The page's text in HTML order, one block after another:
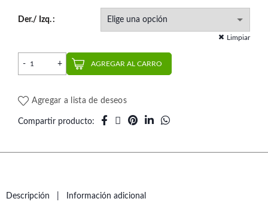
Der./ Izq.
Limpiar
Tubo Doble Roth Convertible (10 un.) | Morelli cantidad
AGREGAR AL CARRO
Agregar a lista de deseos
Compartir producto
Descripción Información adicional